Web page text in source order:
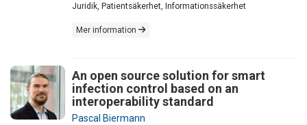
Juridik, Patientsäkerhet, Informationssäkerhet
Mer information
An open source solution for smart
infection control based on an
interoperability standard
Pascal Biermann